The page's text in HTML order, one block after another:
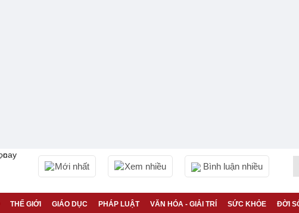
Mới nhất Xem nhiều Bình luận nhiều
THẾ GIỚI GIÁO DỤC PHÁP LUẬT VĂN HÓA - GIẢI TRÍ SỨC KHỎE ĐỜI